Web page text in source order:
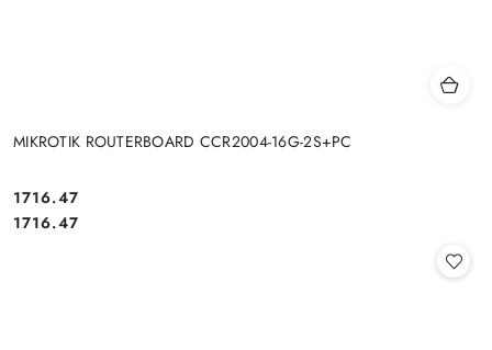
MIKROTIK ROUTERBOARD CCR2004-16G-2S+PC
Cena:
1716.47
Cena:
1716.47